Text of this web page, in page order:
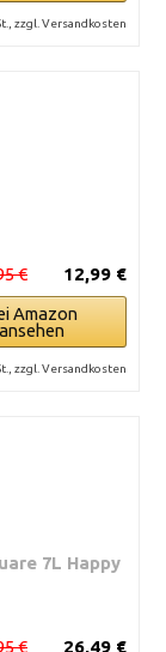
zzgl. Versandkosten
12,99 €
€
Amazon
ansehen
zzgl. Versandkosten
7L Happy
26,49 €
€